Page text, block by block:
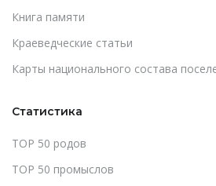
Книга памяти
Краеведческие статьи
Карты национального состава
Статистика
TOP 50 родов
TOP 50 промыслов